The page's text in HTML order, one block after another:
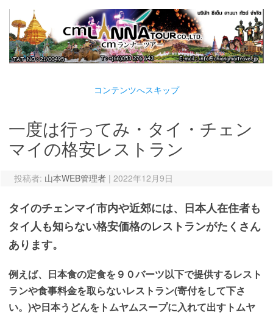
コンテンツへスキップ
一度は行ってみ・タイ・チェン
マイの格安レストラン
投稿者: 山本WEB管理者 | 2022年12月9日
タイのチェンマイ市内や近郊には、日本人在住者も
タイ人も知らない格安価格のレストランがたくさん
あります。
例えば、日本食の定食を９０バーツ以下で提供するレスト
ランや食事料金を取らないレストラン(寄付をして下さ
い。)や日本うどんをトムヤムスープに入れて出すトムヤ